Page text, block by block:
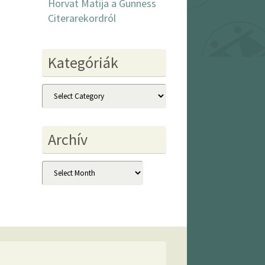
Horvat Matija a Gunness
Citerarekordról
Kategóriák
Kategóriák
Archív
Archív